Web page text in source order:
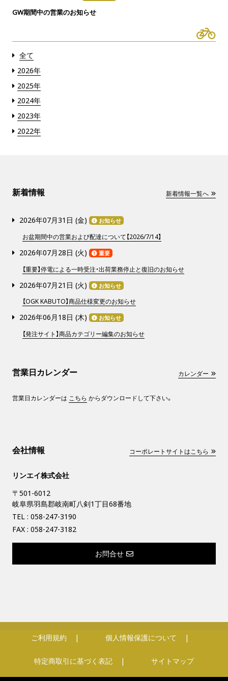
全て
2026年
2025年
2024年
2023年
2022年
GW期間中の営業のお知らせ
新着情報 新着情報一覧へ
2026年07月31日 (金) お知らせ
お盆期間中の営業および配達について【2026/7/14】
2026年07月28日 (火) 重要
【重要】停電による一時受注・出荷業務停止と復旧のお知らせ
2026年07月21日 (火) お知らせ
【OGK KABUTO】商品仕様変更のお知らせ
2026年06月18日 (木) お知らせ
【発注サイト】商品カテゴリー編集のお知らせ
営業日カレンダー カレンダー
営業日カレンダーは こちら からダウンロードして下さい。
会社情報 コーポレートサイトはこちら
リンエイ株式会社
〒501-6012
岐阜県羽島郡岐南町八剣1丁目68番地
TEL : 058-247-3190
FAX : 058-247-3182
お問合せ
ご利用規約 個人情報保護について
特定商取引に基づく表記 サイトマップ